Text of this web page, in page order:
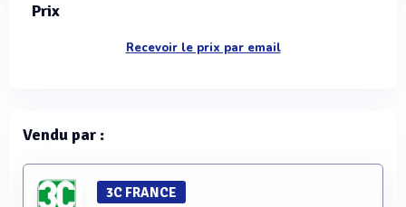
Prix
Recevoir le prix par email
Vendu par :
3C FRANCE